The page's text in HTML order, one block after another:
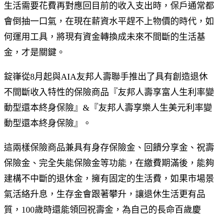
生活需要花費再對應回目前的收入支出時，保戶通常都
會倒抽一口氣，在現在薪資水平趕不上物價的時代，如
何運用工具，將現有資金轉換成未來不間斷的生活基
金，才是關鍵。
錠嵂從8月起與AIA友邦人壽聯手推出了具有創造退休
不間斷收入特性的保險商品『友邦人壽享富人生利率變
動型還本終身保險』&『友邦人壽享樂人生美元利率變
動型還本終身保險』。
這兩樣保險商品兼具有身存保險金、回饋分享金、祝壽
保險金、完全失能保險金等功能，在繳費期滿後，能夠
建構不中斷的退休金，擁有固定的生活費，如果市場景
氣活絡升息，生存金會跟著攀升，讓退休生活更有品
質，100歲時還能領回祝壽金，為自己的長命百歲慶